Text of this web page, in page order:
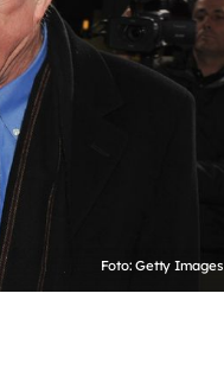
Foto: Getty Images